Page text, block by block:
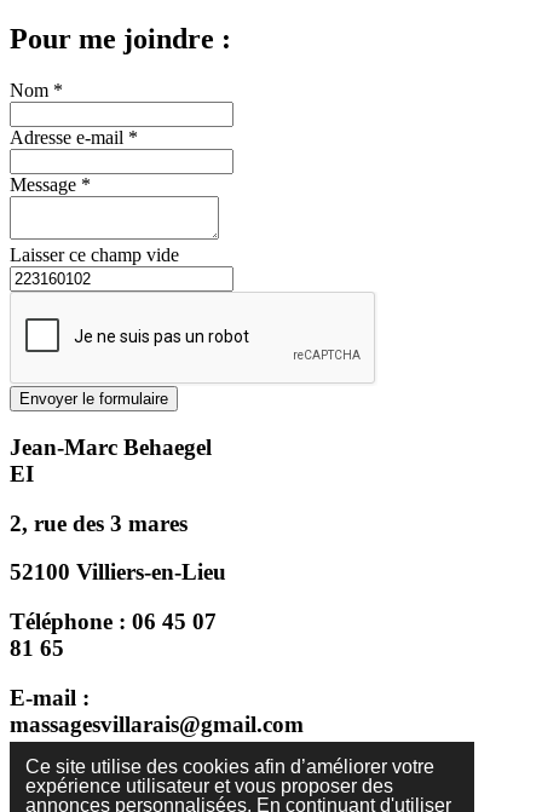
Ce site utilise des cookies afin d’améliorer votre
expérience utilisateur et vous proposer des
annonces personnalisées. En continuant d'utiliser
Pour me joindre :
Nom *
Adresse e-mail *
Message *
Laisser ce champ vide
Envoyer le formulaire
Jean-Marc Behaegel
EI
2, rue des 3 mares
52100 Villiers-en-Lieu
Téléphone : 06 45 07
81 65
E-mail :
massagesvillarais@gmail.com
Facebook :
massagesvillarais52100